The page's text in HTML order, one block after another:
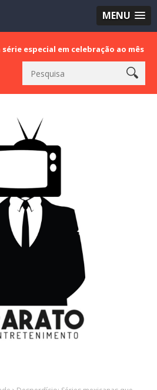
MENU
ao mês da Consciência